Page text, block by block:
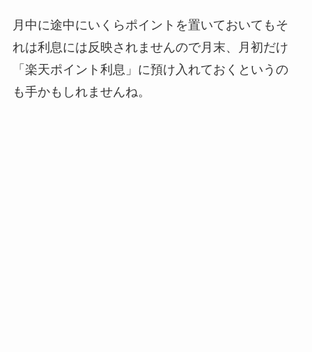
月中に途中にいくらポイントを置いておいてもそ
れは利息には反映されませんので月末、月初だけ
「楽天ポイント利息」に預け入れておくというの
も手かもしれませんね。